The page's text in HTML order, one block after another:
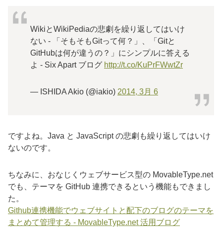
WikiとWikiPediaの悲劇を繰り返してはいけ
ない - 「そもそもGitって何？」、「Gitと
GitHubは何が違うの？」にシンプルに答える
よ - Six Apart ブログ http://t.co/KuPrFWwtZr
— ISHIDA Akio (@iakio) 2014, 3月 6
ですよね。Java と JavaScript の悲劇も繰り返してはいけ
ないのです。
ちなみに、おなじくウェブサービス型の MovableType.net
でも、テーマを GitHub 連携できるという機能もできまし
た。
Github連携機能でウェブサイトと配下のブログのテーマを
まとめて管理する - MovableType.net 活用ブログ